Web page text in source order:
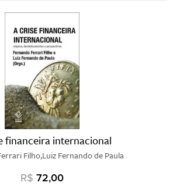
financeira internacional
Filho,Luiz Fernando de Paula
R$ 72,00